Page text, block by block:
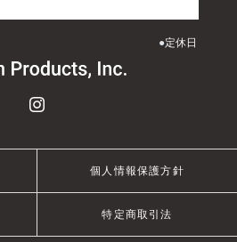
●定休日
個人情報保護方針
特定商取引法